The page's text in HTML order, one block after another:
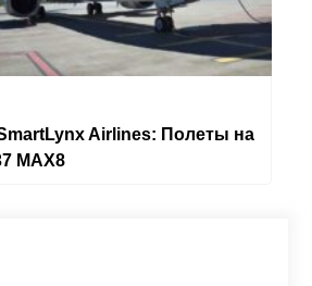
Airlines: Полеты на
MAX8